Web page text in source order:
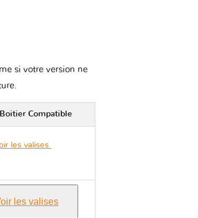
si votre version ne
Boitier Compatible
les valises
les valises